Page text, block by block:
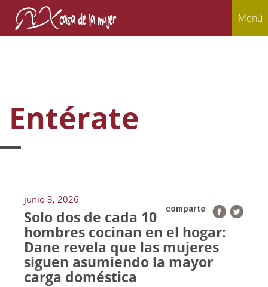
Menú
Entérate
junio 3, 2026
comparte
Solo dos de cada 10
hombres cocinan en el hogar:
Dane revela que las mujeres
siguen asumiendo la mayor
carga doméstica